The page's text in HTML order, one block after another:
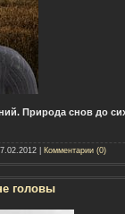
Природа снов до
| Комментарии (0)
головы